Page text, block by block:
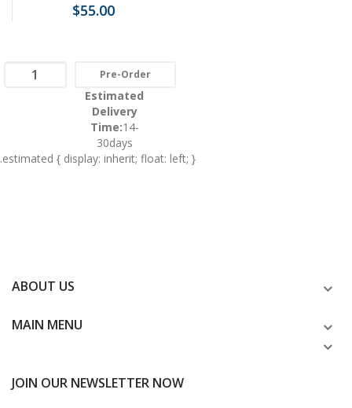
$55.00
Pre-Order
Estimated
Delivery
Time:14-
30days
.estimated { display: inherit; float: left; }
ABOUT US
MAIN MENU
JOIN OUR NEWSLETTER NOW